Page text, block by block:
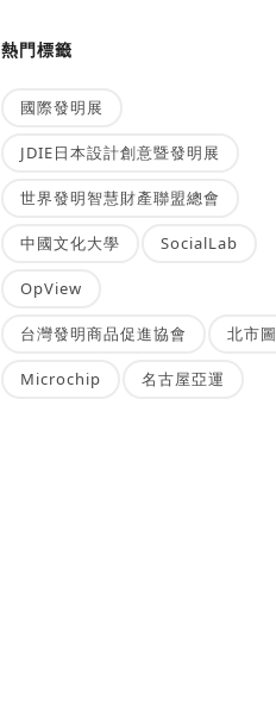
熱門標籤
國際發明展
JDIE日本設計創意暨發明展
世界發明智慧財產聯盟總會
中國文化大學 SocialLab
OpView
台灣發明商品促進協會 北市圖
Microchip 名古屋亞運